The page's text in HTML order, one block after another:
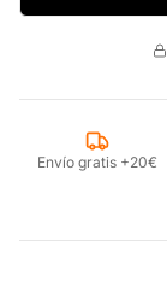
Envío gratis +20€